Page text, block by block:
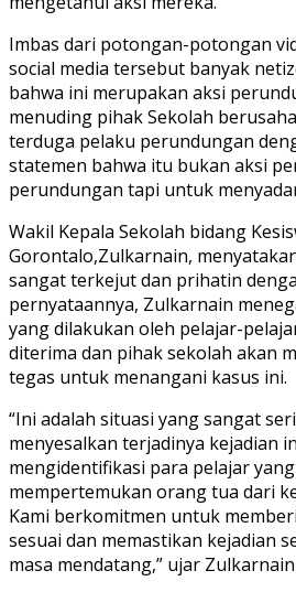
Imbas dari potongan-potongan
social media tersebut banyak
bahwa ini merupakan aksi
menuding pihak Sekolah
terduga pelaku perundungan
statemen bahwa itu bukan aksi
perundungan tapi untuk
Wakil Kepala Sekolah bidang
Gorontalo,Zulkarnain,
sangat terkejut dan prihatin
pernyataannya, Zulkarnain
yang dilakukan oleh pelajar-
diterima dan pihak sekolah akan
tegas untuk menangani kasus ini.
“Ini adalah situasi yang sangat
menyesalkan terjadinya kejadian
mengidentifikasi para pelajar
mempertemukan orang tua dari
Kami berkomitmen untuk
sesuai dan memastikan kejadian
masa mendatang,” ujar